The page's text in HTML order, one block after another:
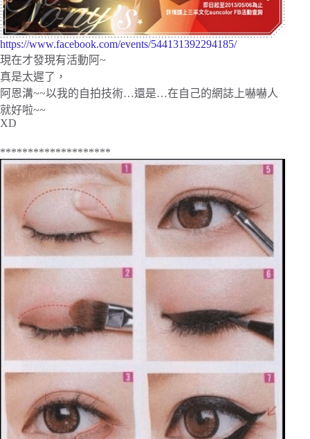
https://www.facebook.com/events/544131392294185/
現在才發現有活動阿~
真是太遲了，
阿恩溝~~以我的自拍技術…還是…在自己的網誌上嚇嚇人
就好啦~~
XD
********************